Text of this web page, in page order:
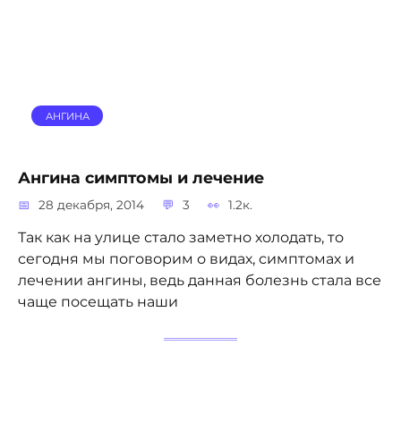
АНГИНА
Ангина симптомы и лечение
28 декабря, 2014 3 1.2к.
Так как на улице стало заметно холодать, то
сегодня мы поговорим о видах, симптомах и
лечении ангины, ведь данная болезнь стала все
чаще посещать наши